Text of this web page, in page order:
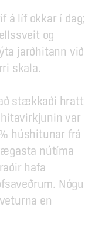
á líf okkar í dag;
og
jarðhitann við
skala.
stækkaði hratt
var
húshitunar frá
nútíma
hafa
Nógu
en